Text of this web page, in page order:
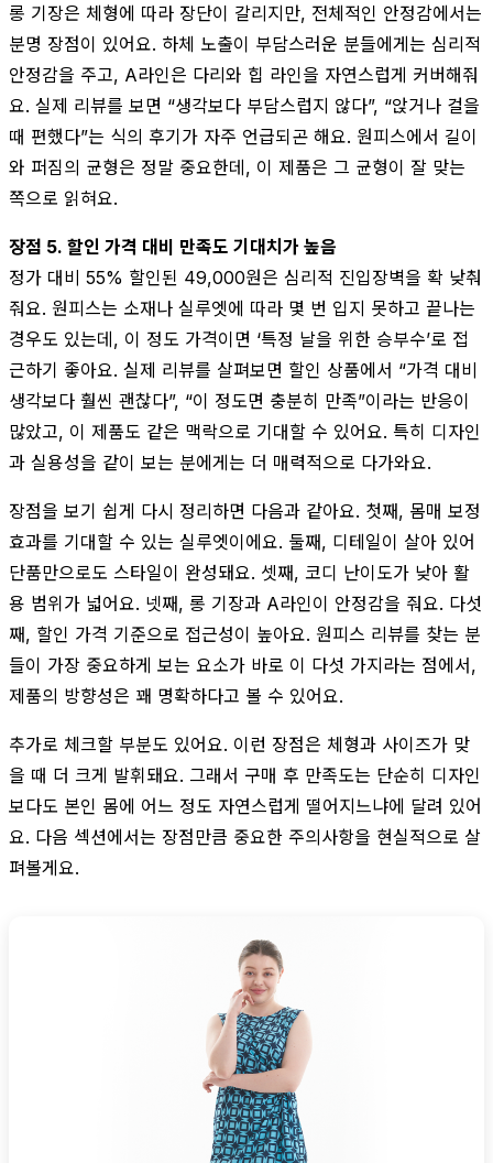
롱 기장은 체형에 따라 장단이 갈리지만, 전체적인 안정감에서는
분명 장점이 있어요. 하체 노출이 부담스러운 분들에게는 심리적
안정감을 주고, A라인은 다리와 힙 라인을 자연스럽게 커버해줘
요. 실제 리뷰를 보면 “생각보다 부담스럽지 않다”, “앉거나 걸을
때 편했다”는 식의 후기가 자주 언급되곤 해요. 원피스에서 길이
와 퍼짐의 균형은 정말 중요한데, 이 제품은 그 균형이 잘 맞는
쪽으로 읽혀요.
장점 5. 할인 가격 대비 만족도 기대치가 높음
정가 대비 55% 할인된 49,000원은 심리적 진입장벽을 확 낮춰
줘요. 원피스는 소재나 실루엣에 따라 몇 번 입지 못하고 끝나는
경우도 있는데, 이 정도 가격이면 ‘특정 날을 위한 승부수’로 접
근하기 좋아요. 실제 리뷰를 살펴보면 할인 상품에서 “가격 대비
생각보다 훨씬 괜찮다”, “이 정도면 충분히 만족”이라는 반응이
많았고, 이 제품도 같은 맥락으로 기대할 수 있어요. 특히 디자인
과 실용성을 같이 보는 분에게는 더 매력적으로 다가와요.
장점을 보기 쉽게 다시 정리하면 다음과 같아요. 첫째, 몸매 보정
효과를 기대할 수 있는 실루엣이에요. 둘째, 디테일이 살아 있어
단품만으로도 스타일이 완성돼요. 셋째, 코디 난이도가 낮아 활
용 범위가 넓어요. 넷째, 롱 기장과 A라인이 안정감을 줘요. 다섯
째, 할인 가격 기준으로 접근성이 높아요. 원피스 리뷰를 찾는 분
들이 가장 중요하게 보는 요소가 바로 이 다섯 가지라는 점에서,
제품의 방향성은 꽤 명확하다고 볼 수 있어요.
추가로 체크할 부분도 있어요. 이런 장점은 체형과 사이즈가 맞
을 때 더 크게 발휘돼요. 그래서 구매 후 만족도는 단순히 디자인
보다도 본인 몸에 어느 정도 자연스럽게 떨어지느냐에 달려 있어
요. 다음 섹션에서는 장점만큼 중요한 주의사항을 현실적으로 살
펴볼게요.